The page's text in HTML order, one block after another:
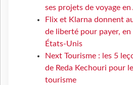
ses projets de voyage en
Flix et Klarna donnent
de liberté pour payer,
États-Unis
Next Tourisme : les 5
de Reda Kechouri pour
tourisme